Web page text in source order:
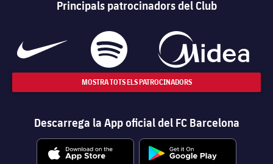
Principals patrocinadors del Club
MOSTRA TOTS ELS PATROCINADORS
Descarrega la App oficial del FC Barcelona